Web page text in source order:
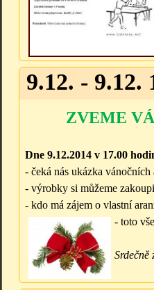
9.12. - 9.12.
ZVEME
Dne 9.12.2014 v 17.00
- čeká nás ukázka
- výrobky si můžeme
- kdo má zájem o vlastní
- toto
Srdečně